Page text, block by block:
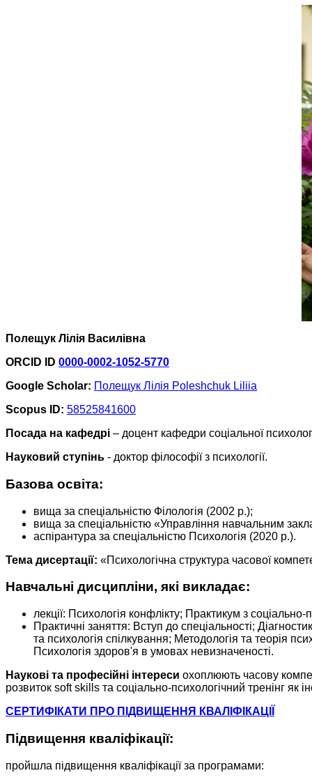
Полещук Лілія Василівна
ORCID
ID 0000-0002-1052-5770
Google Scholar: Полещук Лілія Poleshchuk Liliia
Scopus ID: 58525841600
Посада на кафедрі – доцент кафедри соціальної
Науковий ступінь - доктор філософії з психології.
Базова освіта:
вища за спеціальністю Філологія (2002 р.);
вища за спеціальністю «Управління навчальним
аспірантура за спеціальністю Психологія (2020 р.).
Тема дисертації: «Психологічна структура часової
Навчальні дисципліни, які викладає:
лекції: Психологія конфлікту; Практикум з соціально-
Практичні заняття: Вступ до спеціальності;
та психологія спілкування; Методологія та теорія
Психологія здоров'я в умовах невизначеності.
Наукові та професійні інтереси охоплюють часову
розвиток soft skills та соціально-психологічний тренінг як
СЕРТИФІКАТИ ПРО ПІДВИЩЕННЯ КВАЛІФІКАЦІЇ
Підвищення кваліфікації:
пройшла підвищення кваліфікації за програмами: